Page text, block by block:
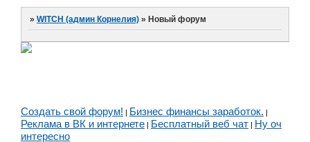
»WITCH (админ Корнелия) »Новый форум
Создать свой форум! | Бизнес финансы заработок. |
Реклама в ВК и интернете | Бесплатный веб чат | Ну оч
интересно